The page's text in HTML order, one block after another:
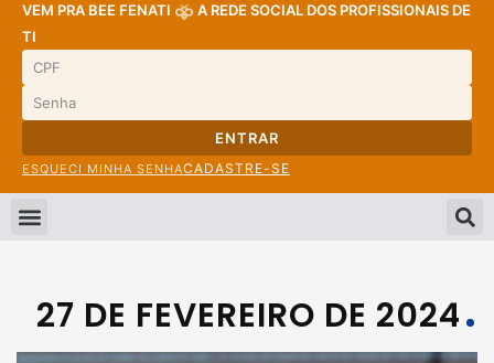
VEM PRA BEE FENATI
A REDE SOCIAL DOS PROFISSIONAIS DE
TI
ENTRAR
ESQUECI MINHA SENHACADASTRE-SE
27 DE FEVEREIRO DE 2024